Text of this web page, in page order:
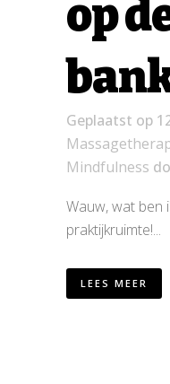
op
Geplaatst op
Mindfulness
Wauw, wat ben
praktijkruimte!...
LEES MEER